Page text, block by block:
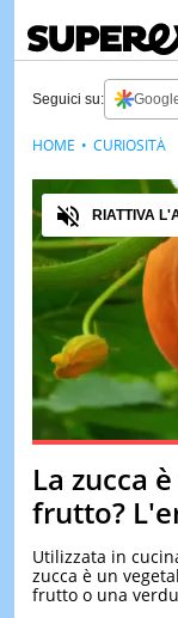
Seguici su:
Pause Unmute
Audio
RIATTIVA
La zucca
frutto?
Utilizzata in
zucca è un
frutto o una
HOME CURIOSITÀ